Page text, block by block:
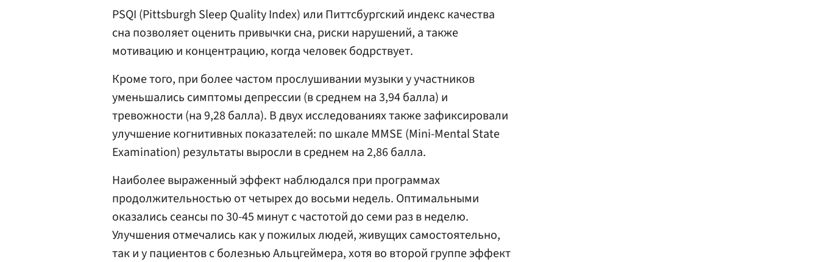
PSQI (Pittsburgh Sleep Quality Index) или Питтсбургский индекс качества
сна позволяет оценить привычки сна, риски нарушений, а также
мотивацию и концентрацию, когда человек бодрствует.
Кроме того, при более частом прослушивании музыки у участников
уменьшались симптомы депрессии (в среднем на 3,94 балла) и
тревожности (на 9,28 балла). В двух исследованиях также зафиксировали
улучшение когнитивных показателей: по шкале MMSE (Mini-Mental State
Examination) результаты выросли в среднем на 2,86 балла.
Наиболее выраженный эффект наблюдался при программах
продолжительностью от четырех до восьми недель. Оптимальными
оказались сеансы по 30-45 минут с частотой до семи раз в неделю.
Улучшения отмечались как у пожилых людей, живущих самостоятельно,
так и у пациентов с болезнью Альцгеймера, хотя во второй группе эффект